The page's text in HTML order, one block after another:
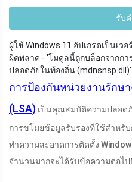
รับ
ผู้ใช้ Windows 11 อัปเกรดเป็นเ
ผิดพลาด - 'โมดูลนี้ถูกบล็อกจากก
ปลอดภัยในท้องถิ่น (mdnsnsp.dll
การป้องกันหน่วยงานรักษ
(LSA) เป็นคุณสมบัติความปลอดภั
การขโมยข้อมูลรับรองที่ใช้สำหรั
ทำความสะอาดการติดตั้ง
จำนวนมากจะได้รับข้อความต่อไป